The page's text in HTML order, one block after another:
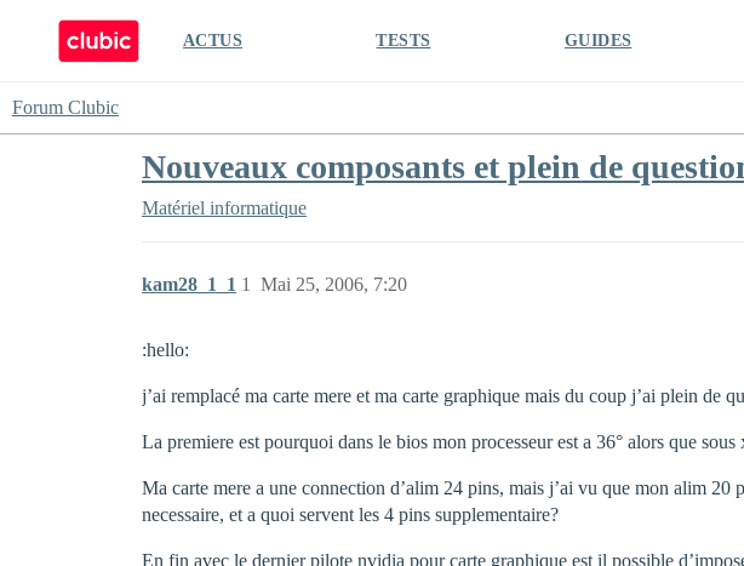
ACTUS TESTS GUIDES
Forum Clubic
Nouveaux composants et plein de
Matériel informatique
kam28_1_1 Mai 25, 2006, 7:20
1
:hello:
j’ai remplacé ma carte mere et ma carte graphique mais du coup j’ai plein de
La premiere est pourquoi dans le bios mon processeur est a 36° alors que
Ma carte mere a une connection d’alim 24 pins, mais j’ai vu que mon alim
necessaire, et a quoi servent les 4 pins supplementaire?
En fin avec le dernier pilote nvidia pour carte graphique est il possible